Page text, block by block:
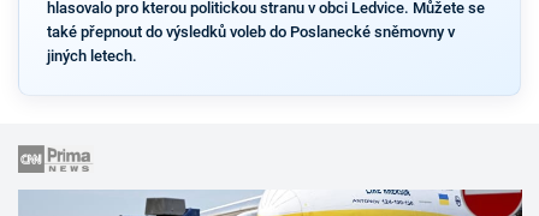
hlasovalo pro kterou politickou stranu v obci Ledvice. Můžete se
také přepnout do výsledků voleb do Poslanecké sněmovny v
jiných letech.